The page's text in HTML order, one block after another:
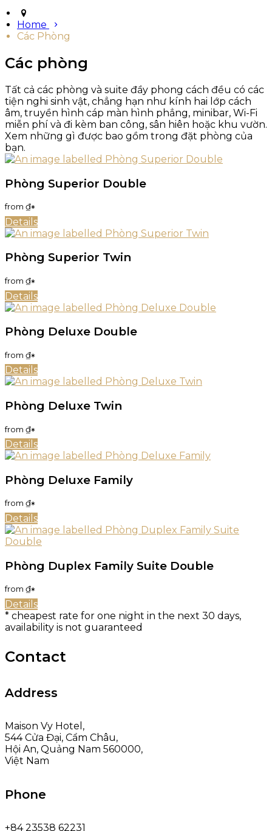
Home
Các Phòng
Các phòng
Tất cả các phòng và suite đầy phong cách đều có các
tiện nghi sinh vật, chẳng hạn như kính hai lớp cách
âm, truyền hình cáp màn hình phẳng, minibar, Wi-Fi
miễn phí và đi kèm ban công, sân hiên hoặc khu vườn.
Xem những gì được bao gồm trong đặt phòng của
bạn.
Phòng Superior Double
from ₫*
Details
Phòng Superior Twin
from ₫*
Details
Phòng Deluxe Double
from ₫*
Details
Phòng Deluxe Twin
from ₫*
Details
Phòng Deluxe Family
from ₫*
Details
Phòng Duplex Family Suite Double
from ₫*
Details
* cheapest rate for one night in the next 30 days,
availability is not guaranteed
Contact
Address
Maison Vy Hotel,
544 Cửa Đại, Cẩm Châu,
Hội An, Quảng Nam 560000,
Việt Nam
Phone
+84 23538 62231